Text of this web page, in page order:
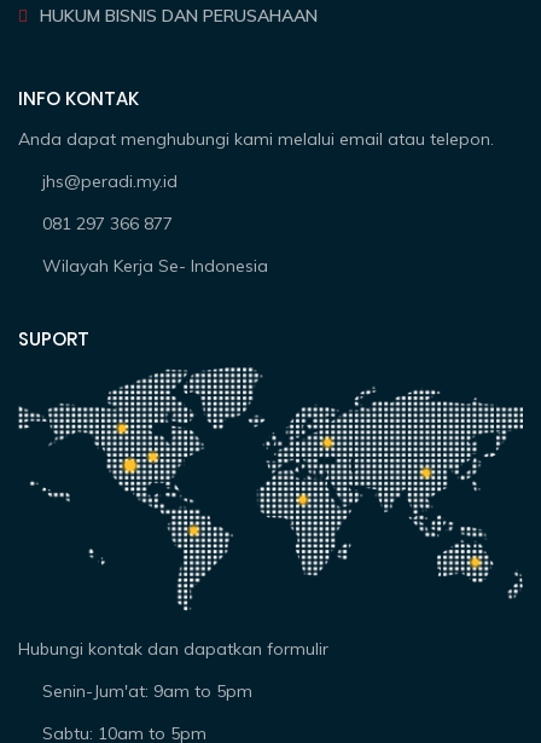
HUKUM BISNIS DAN PERUSAHAAN
INFO KONTAK
Anda dapat menghubungi kami melalui email atau telepon.
jhs@peradi.my.id
081 297 366 877
Wilayah Kerja Se- Indonesia
SUPORT
Hubungi kontak dan dapatkan formulir
Senin-Jum'at: 9am to 5pm
Sabtu: 10am to 5pm